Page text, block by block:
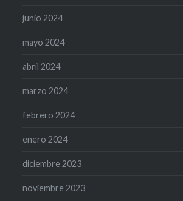
junio 2024
mayo 2024
abril 2024
marzo 2024
febrero 2024
enero 2024
diciembre 2023
noviembre 2023